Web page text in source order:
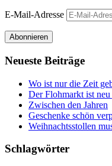
E-Mail-Adresse
Abonnieren
Neueste Beiträge
Wo ist nur die Zeit
Der Flohmarkt ist
Zwischen den Jahren
Geschenke schön
Weihnachtsstollen
Schlagwörter